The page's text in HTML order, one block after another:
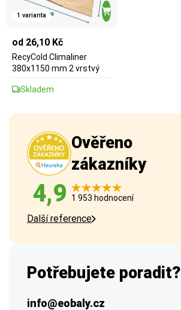
1 varianta
od 26,10 Kč
RecyCold Climaliner
380x1150 mm 2 vrstvý
Skladem
Ověřeno
zákazníky
4,9 1 953 hodnocení
Další reference
Potřebujete poradit?
info@eobaly.cz